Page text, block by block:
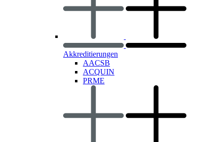
Akkreditierungen
AACSB
ACQUIN
PRME